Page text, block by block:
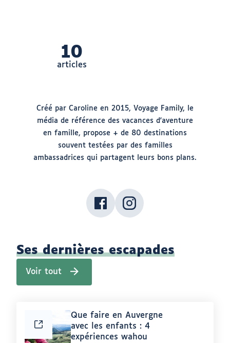
10
articles
Créé par Caroline en 2015, Voyage Family, le
média de référence des vacances d'aventure
en famille, propose + de 80 destinations
souvent testées par des familles
ambassadrices qui partagent leurs bons plans.
Facebook
ouvrir
onglet
(ouvrir
vers
Instagram
ouvrir
onglet
(ouvrir
vers
Ses dernières escapades
Voir tout
Article
:
Que faire en Auvergne
avec les enfants : 4
expériences wahou